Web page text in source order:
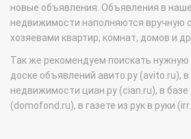
новые объявления. Объявления в
недвижимости наполняются вручную
хозяевами квартир, комнат, домов и
Так же рекомендуем поискать
доске объявлений авито.ру (avito.ru), в
недвижимости циан.ру (cian.ru), в
(domofond.ru), в газете из рук в руки